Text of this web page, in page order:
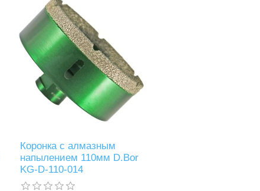
Коронка с алмазным
напылением 110мм D.Bor
KG-D-110-014